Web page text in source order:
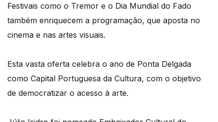
Festivais como o Tremor e o Dia Mundial do Fado
também enriquecem a programação, que aposta no
cinema e nas artes visuais.
Esta vasta oferta celebra o ano de Ponta Delgada
como Capital Portuguesa da Cultura, com o objetivo
de democratizar o acesso à arte.